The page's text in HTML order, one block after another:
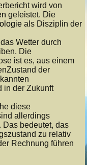
wird von
geleistet. Die
als Disziplin der
Wetter durch
Die
ist es, aus einem
der
in der Zukunft
diese
allerdings
bedeutet, das
zu relativ
Rechnung führen